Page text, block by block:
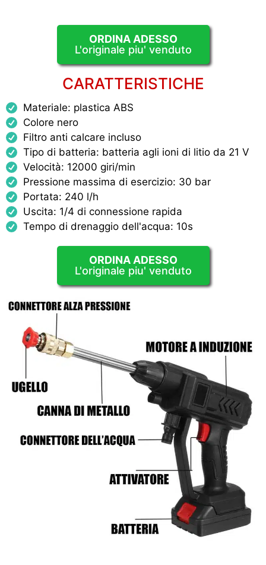
ORDINA ADESSO
L'originale piu' venduto
CARATTERISTICHE
Materiale: plastica ABS
Colore nero
Filtro anti calcare incluso
Tipo di batteria: batteria agli ioni di litio da 21 V
Velocità: 12000 giri/min
Pressione massima di esercizio: 30 bar
Portata: 240 l/h
Uscita: 1/4 di connessione rapida
Tempo di drenaggio dell'acqua: 10s
ORDINA ADESSO
L'originale piu' venduto